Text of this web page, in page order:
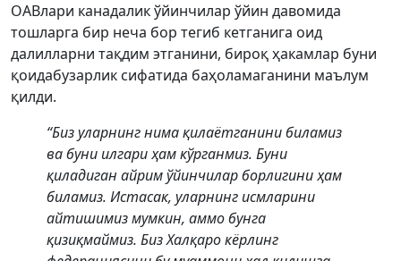
ОАВлари канадалик ўйинчилар ўйин давомида
тошларга бир неча бор тегиб кетганига оид
далилларни тақдим этганини, бироқ ҳакамлар буни
қоидабузарлик сифатида баҳоламаганини маълум
қилди.
“Биз уларнинг нима қилаётганини биламиз
ва буни илгари ҳам кўрганмиз. Буни
қиладиган айрим ўйинчилар борлигини ҳам
биламиз. Истасак, уларнинг исмларини
айтишимиз мумкин, аммо бунга
қизиқмаймиз. Биз Халқаро кёрлинг